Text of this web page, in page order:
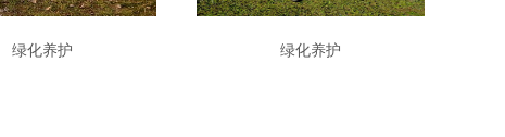
绿化养护 绿化养护